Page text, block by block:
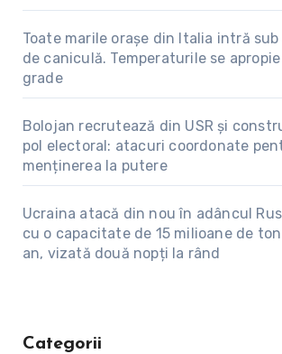
Toate marile orașe din Italia intră
de caniculă. Temperaturile se
grade
Bolojan recrutează din USR și
pol electoral: atacuri coordonate
menținerea la putere
Ucraina atacă din nou în adâncul
cu o capacitate de 15 milioane de
an, vizată două nopți la rând
Categorii